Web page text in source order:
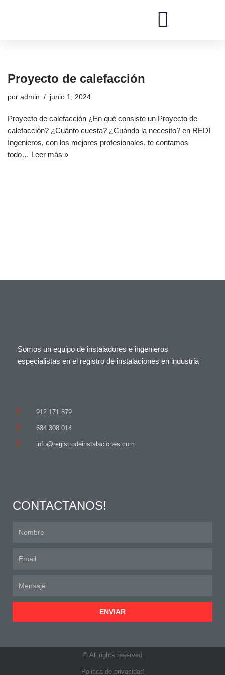
Proyecto de calefacción
por admin junio 1, 2024
Proyecto de calefacción ¿En qué consiste un Proyecto de
calefacción? ¿Cuánto cuesta? ¿Cuándo la necesito? en REDI
Ingenieros, con los mejores profesionales, te contamos
todo… Leer más »
Somos un equipo de instaladores e ingenieros
especialistas en el registro de instalaciones en industria
912 171 879
684 308 014
info@registrodeinstalaciones.com
CONTACTANOS!
ENVIAR
© All rights reserved
Politica de privacidad